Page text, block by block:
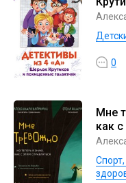
0
Мне
как